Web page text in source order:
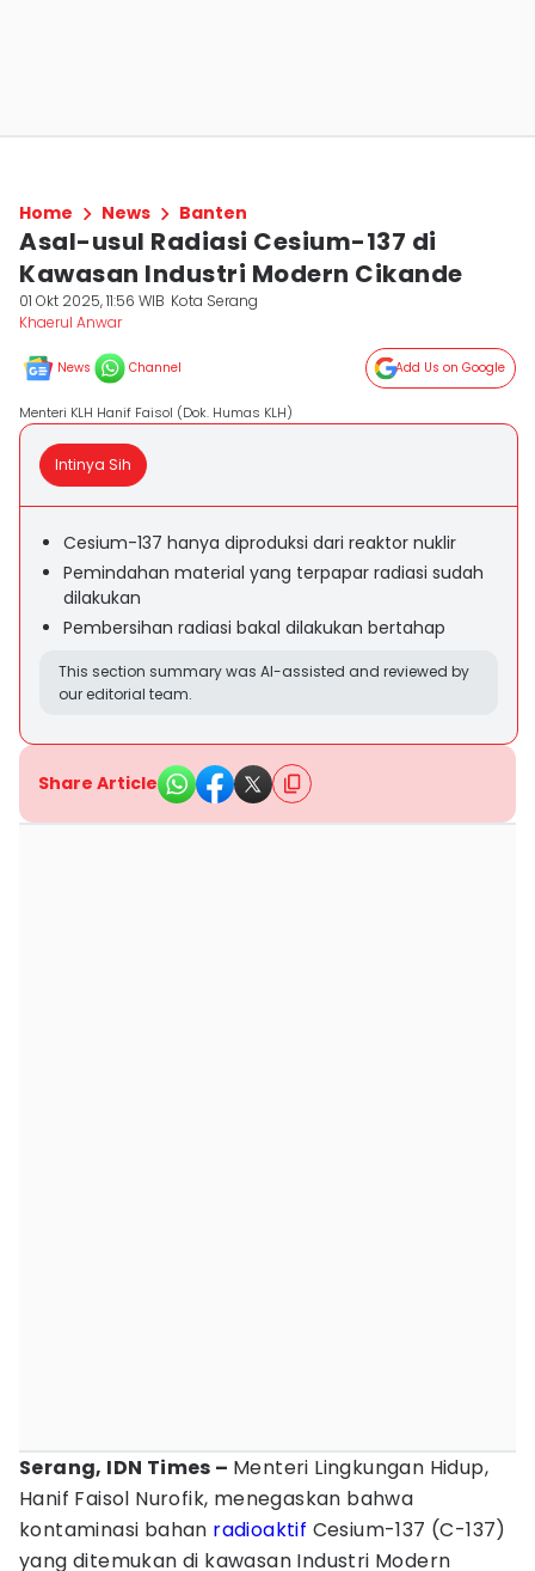
Home News Banten
Asal-usul Radiasi Cesium-137 di
Kawasan Industri Modern Cikande
01 Okt 2025, 11:56 WIB Kota Serang
Khaerul Anwar
News Channel Add Us on Google
Menteri KLH Hanif Faisol (Dok. Humas KLH)
Intinya Sih
Cesium-137 hanya diproduksi dari reaktor nuklir
Pemindahan material yang terpapar radiasi sudah
dilakukan
Pembersihan radiasi bakal dilakukan bertahap
This section summary was AI-assisted and reviewed by
our editorial team.
Share Article
Serang, IDN Times – Menteri Lingkungan Hidup,
Hanif Faisol Nurofik, menegaskan bahwa
kontaminasi bahan radioaktif Cesium-137 (C-137)
yang ditemukan di kawasan Industri Modern